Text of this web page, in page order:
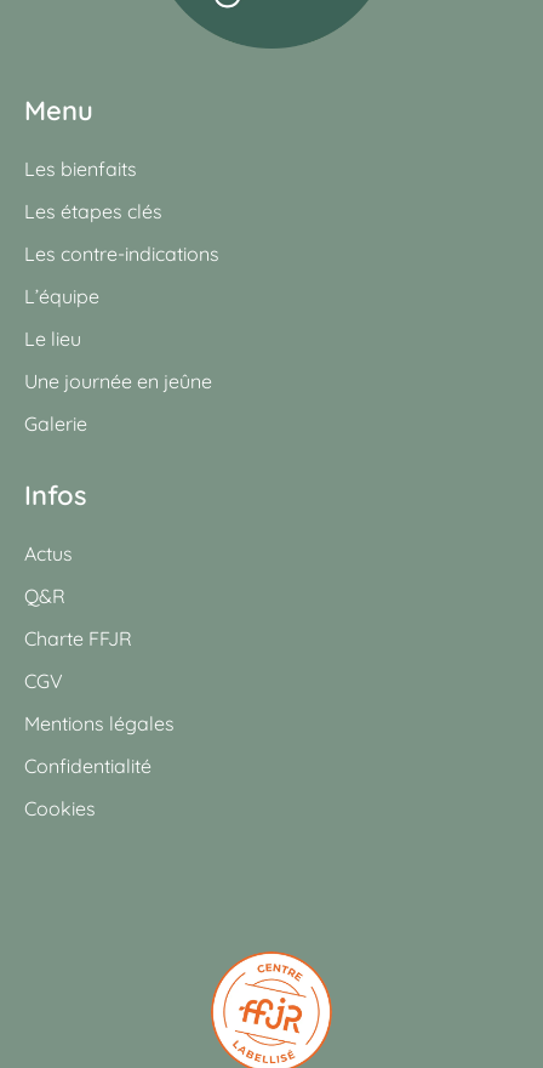
Menu
Les bienfaits
Les étapes clés
Les contre-indications
L’équipe
Le lieu
Une journée en jeûne
Galerie
Infos
Actus
Q&R
Charte FFJR
CGV
Mentions légales
Confidentialité
Cookies